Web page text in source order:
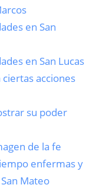
en San
en San Lucas
acciones
su poder
de la fe
enfermas y
Mateo